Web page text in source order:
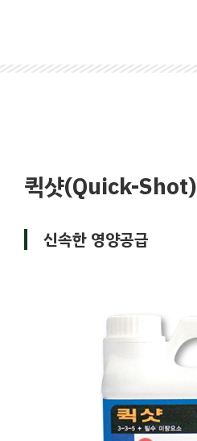
퀵샷(Quick-Shot)
신속한 영양공급